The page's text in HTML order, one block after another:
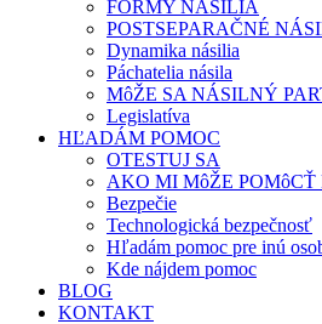
FORMY NÁSILIA
POSTSEPARAČNÉ
Dynamika násilia
Páchatelia násila
MôŽE SA NÁSILNÝ
Legislatíva
HĽADÁM POMOC
OTESTUJ SA
AKO MI MôŽE POMôCŤ
Bezpečie
Technologická bezpečnosť
Hľadám pomoc pre inú
Kde nájdem pomoc
BLOG
KONTAKT